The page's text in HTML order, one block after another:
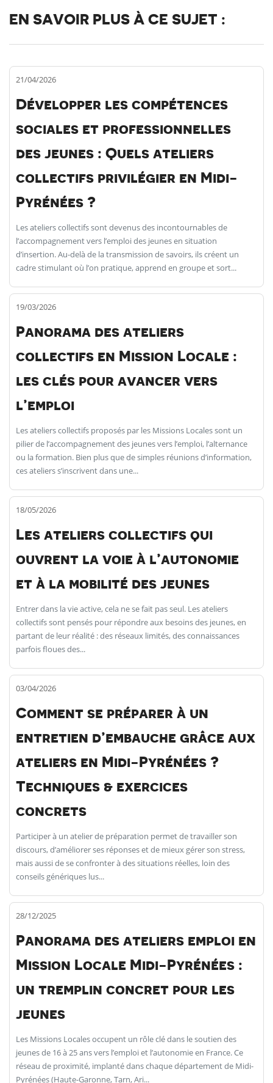
EN SAVOIR PLUS À CE SUJET :
21/04/2026
Développer les compétences
sociales et professionnelles
des jeunes : Quels ateliers
collectifs privilégier en Midi-
Pyrénées ?
Les ateliers collectifs sont devenus des incontournables de
l’accompagnement vers l’emploi des jeunes en situation
d’insertion. Au-delà de la transmission de savoirs, ils créent un
cadre stimulant où l’on pratique, apprend en groupe et sort...
19/03/2026
Panorama des ateliers
collectifs en Mission Locale :
les clés pour avancer vers
l’emploi
Les ateliers collectifs proposés par les Missions Locales sont un
pilier de l’accompagnement des jeunes vers l’emploi, l’alternance
ou la formation. Bien plus que de simples réunions d’information,
ces ateliers s’inscrivent dans une...
18/05/2026
Les ateliers collectifs qui
ouvrent la voie à l’autonomie
et à la mobilité des jeunes
Entrer dans la vie active, cela ne se fait pas seul. Les ateliers
collectifs sont pensés pour répondre aux besoins des jeunes, en
partant de leur réalité : des réseaux limités, des connaissances
parfois floues des...
03/04/2026
Comment se préparer à un
entretien d’embauche grâce aux
ateliers en Midi-Pyrénées ?
Techniques & exercices
concrets
Participer à un atelier de préparation permet de travailler son
discours, d’améliorer ses réponses et de mieux gérer son stress,
mais aussi de se confronter à des situations réelles, loin des
conseils génériques lus...
28/12/2025
Panorama des ateliers emploi en
Mission Locale Midi-Pyrénées :
un tremplin concret pour les
jeunes
Les Missions Locales occupent un rôle clé dans le soutien des
jeunes de 16 à 25 ans vers l’emploi et l’autonomie en France. Ce
réseau de proximité, implanté dans chaque département de Midi-
Pyrénées (Haute-Garonne, Tarn, Ari...